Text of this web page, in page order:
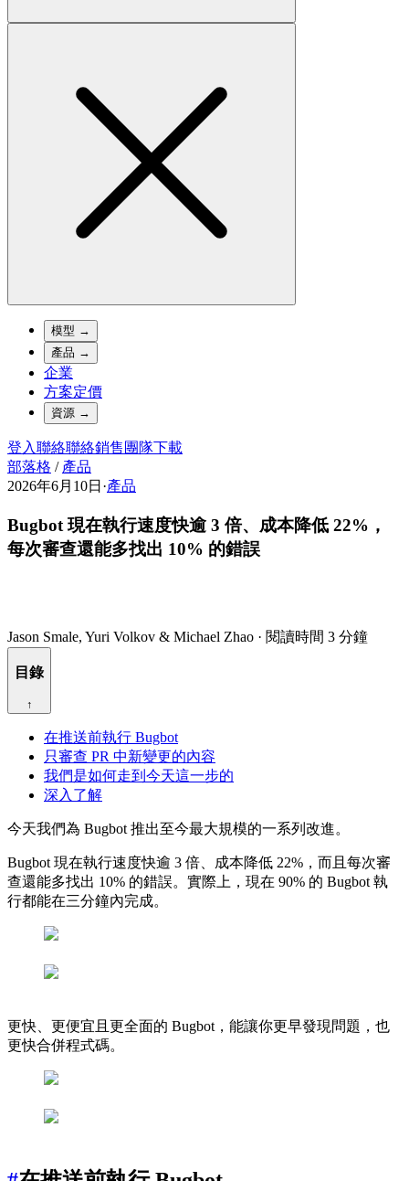
模型 →
產品 →
企業
方案定價
資源 →
登入聯絡聯絡銷售團隊下載
部落格 / 產品
2026年6月10日 ·產品
Bugbot 現在執行速度快逾 3 倍、成本降低 22%，
每次審查還能多找出 10% 的錯誤
Jason Smale, Yuri Volkov & Michael Zhao · 閱讀時間 3 分鐘
目錄
↑
在推送前執行 Bugbot
只審查 PR 中新變更的內容
我們是如何走到今天這一步的
深入了解
今天我們為 Bugbot 推出至今最大規模的一系列改進。
Bugbot 現在執行速度快逾 3 倍、成本降低 22%，而且每次審
查還能多找出 10% 的錯誤。實際上，現在 90% 的 Bugbot 執
行都能在三分鐘內完成。
更快、更便宜且更全面的 Bugbot，能讓你更早發現問題，也
更快合併程式碼。